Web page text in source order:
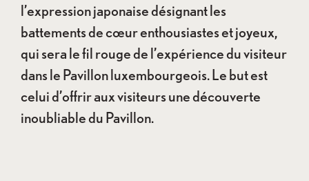
l’expression japonaise désignant les
battements de cœur enthousiastes et joyeux,
qui sera le fil rouge de l’expérience du visiteur
dans le Pavillon luxembourgeois. Le but est
celui d’offrir aux visiteurs une découverte
inoubliable du Pavillon.